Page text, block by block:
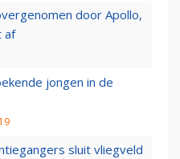
door Apollo,
af
jongen in de
sluit vliegveld